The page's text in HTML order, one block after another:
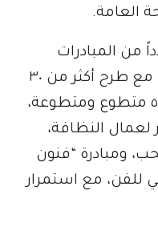
العامة.
من المبادرات
التطوعية خلال الشهر الكريم، مع طرح أكثر من ٣٠
فرصة تطوعية، شارك فيها ٥٠٠ متطوع ومتطوعة،
النظافة،
ومبادرة “فنون
للفن، مع استمرار